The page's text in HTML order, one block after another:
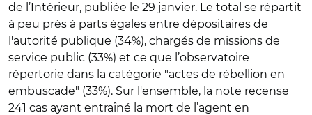
de l’Intérieur, publiée le 29 janvier. Le total se répartit
à peu près à parts égales entre dépositaires de
l'autorité publique (34%), chargés de missions de
service public (33%) et ce que l’observatoire
répertorie dans la catégorie "actes de rébellion en
embuscade" (33%). Sur l'ensemble, la note recense
241 cas ayant entraîné la mort de l’agent en